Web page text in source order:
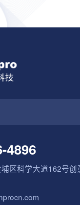
4896
区科学大道162号创